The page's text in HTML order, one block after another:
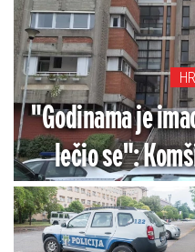
"Godinama je
lečio se":
detalje jezivog